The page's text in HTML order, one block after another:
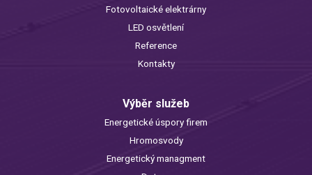
Fotovoltaické elektrárny
LED osvětlení
Reference
Kontakty
Výběr služeb
Energetické úspory firem
Hromosvody
Energetický managment